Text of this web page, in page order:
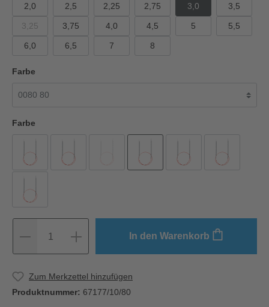
2,0 2,5 2,25 2,75 3,0 3,5
3,25 3,75 4,0 4,5 5 5,5
6,0 6,5 7 8
Farbe
Farbe
1 In den Warenkorb
Zum Merkzettel hinzufügen
Produktnummer: 67177/10/80